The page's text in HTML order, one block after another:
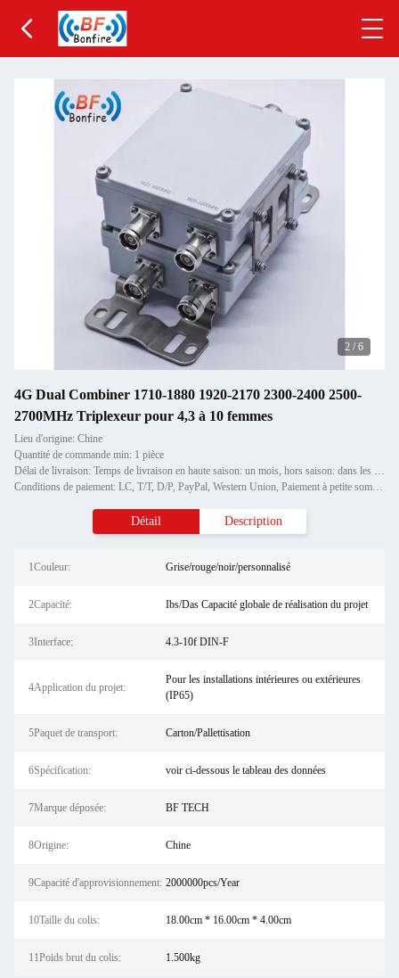
2 / 6
4G Dual Combiner 1710-1880 1920-2170 2300-2400 2500-
2700MHz Triplexeur pour 4,3 à 10 femmes
Lieu d'origine: Chine
Quantité de commande min: 1 pièce
Délai de livraison: Temps de livraison en haute saison: un mois, hors saison: dans les 15 jours ouvrables
Conditions de paiement: LC, T/T, D/P, PayPal, Western Union, Paiement à petite somme, Grammes d'argent
Détail Description
1Couleur: Grise/rouge/noir/personnalisé
2Capacité: Ibs/Das Capacité globale de réalisation du projet
3Interface: 4.3-10f DIN-F
4Application du projet:
Pour les installations intérieures ou extérieures
(IP65)
5Paquet de transport: Carton/Pallettisation
6Spécification: voir ci-dessous le tableau des données
7Marque déposée: BF TECH
8Origine: Chine
9Capacité d'approvisionnement: 2000000pcs/Year
10Taille du colis: 18.00cm * 16.00cm * 4.00cm
11Poids brut du colis: 1.500kg